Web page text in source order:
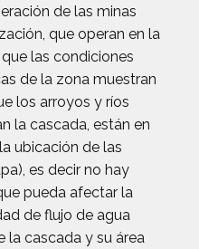
de las minas
que operan en la
las condiciones
de la zona muestran
los arroyos y ríos
la cascada, están en
ubicación de las
es decir no hay
pueda afectar la
de flujo de agua
la cascada y su área